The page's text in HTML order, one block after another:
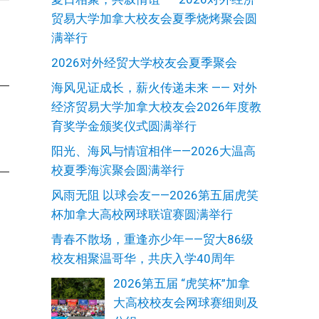
贸易大学加拿大校友会夏季烧烤聚会圆
满举行
2026对外经贸大学校友会夏季聚会
海风见证成长，薪火传递未来 —— 对外
经济贸易大学加拿大校友会2026年度教
育奖学金颁奖仪式圆满举行
阳光、海风与情谊相伴——2026大温高
校夏季海滨聚会圆满举行
风雨无阻 以球会友——2026第五届虎笑
杯加拿大高校网球联谊赛圆满举行
青春不散场，重逢亦少年——贸大86级
校友相聚温哥华，共庆入学40周年
2026第五届 “虎笑杯”加拿
大高校校友会网球赛细则及